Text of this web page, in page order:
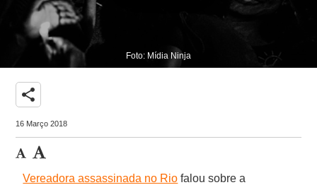
Foto: Mídia Ninja
share
16 Março 2018
Vereadora assassinada no Rio falou sobre a